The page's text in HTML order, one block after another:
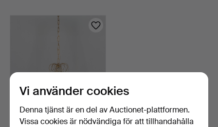
TAKKRONA med prismor.
Vi använder cookies
Denna tjänst är en del av Auctionet-plattformen.
Vissa cookies är nödvändiga för att tillhandahålla